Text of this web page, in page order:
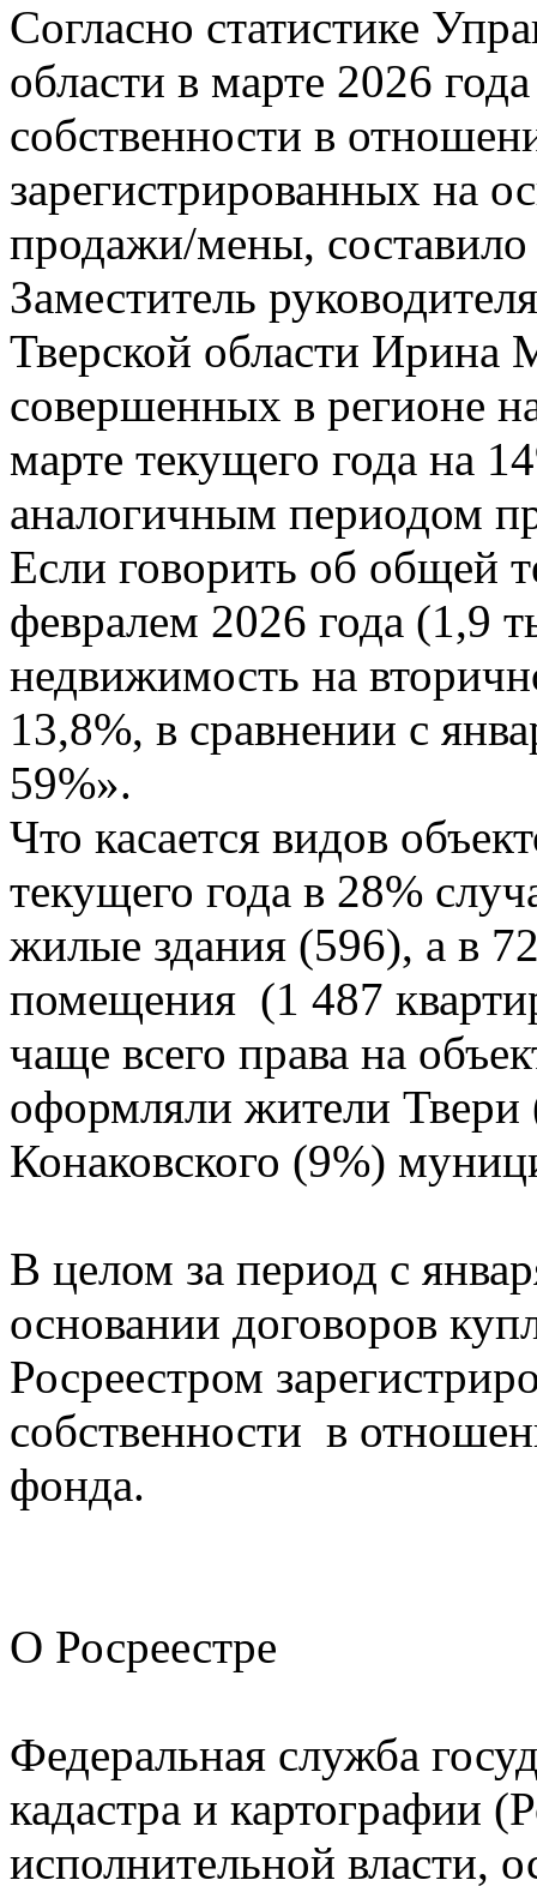
Согласно статистике
области в марте 2026
собственности в
зарегистрированных на
продажи/мены,
Заместитель
Тверской области Ирина
совершенных в
марте текущего года на
аналогичным периодом
Если говорить об общей
февралем 2026 года (1,9
недвижимость на
13,8%, в сравнении с
59%».
Что касается видов
текущего года в 28%
жилые здания (596), а в
помещения (1 487
чаще всего права на
оформляли жители
Конаковского (9%)
В целом за период с
основании договоров
Росреестром
собственности в
фонда.
О Росреестре
Федеральная служба
кадастра и картографии
исполнительной власти,